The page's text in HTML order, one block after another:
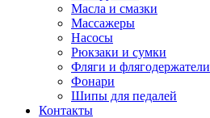
Масла и смазки
Массажеры
Насосы
Рюкзаки и сумки
Фляги и флягодержатели
Фонари
Шипы для педалей
Контакты